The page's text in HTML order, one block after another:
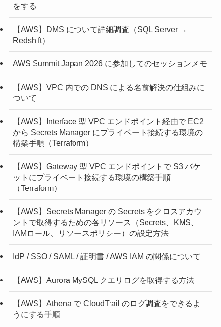
をする
【AWS】DMS について詳細調査（SQL Server →
Redshift）
AWS Summit Japan 2026 に参加してのセッションメモ
【AWS】VPC 内での DNS による名前解決の仕組みに
ついて
【AWS】Interface 型 VPC エンドポイント経由で EC2
から Secrets Manager にプライベート接続する環境の
構築手順（Terraform）
【AWS】Gateway 型 VPC エンドポイントで S3 バケ
ットにプライベート接続する環境の構築手順
（Terraform）
【AWS】Secrets Manager の Secrets をクロスアカウ
ントで取得するための各リソース（Secrets、KMS、
IAMロール、リソースポリシー）の設定方法
IdP / SSO / SAML / 証明書 / AWS IAM の関係について
【AWS】Aurora MySQL クエリログを取得する方法
【AWS】Athena で CloudTrail のログ調査をできるよ
うにする手順